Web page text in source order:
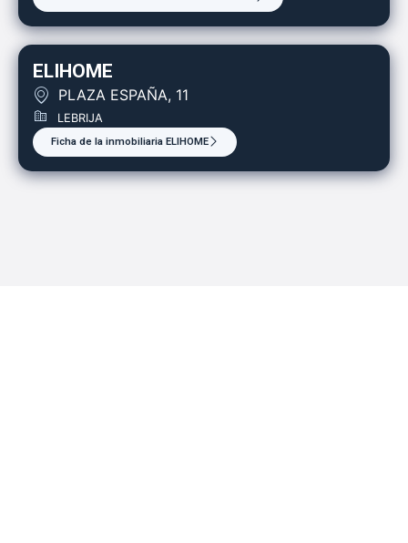
ELIHOME
PLAZA ESPAÑA, 11
LEBRIJA
Ficha de la inmobiliaria ELIHOME